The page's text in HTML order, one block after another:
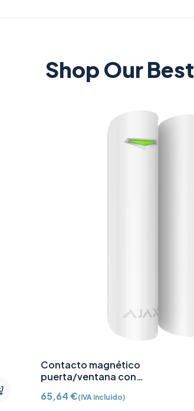
Shop Our
Contacto magnético
puerta/ventana con
inclinación AJ-
65,64€(IVA incluido)